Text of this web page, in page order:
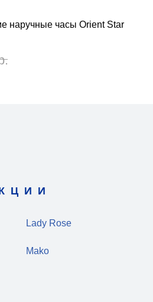
наручные часы Orient Star
Lady Rose
Mako